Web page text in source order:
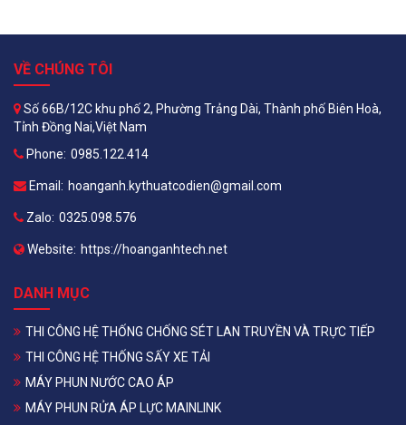
VỀ CHÚNG TÔI
Số 66B/12C khu phố 2, Phường Trảng Dài, Thành phố Biên Hoà,
Tỉnh Đồng Nai,Việt Nam
Phone: 0985.122.414
Email: hoanganh.kythuatcodien@gmail.com
Zalo: 0325.098.576
Website: https://hoanganhtech.net
DANH MỤC
THI CÔNG HỆ THỐNG CHỐNG SÉT LAN TRUYỀN VÀ TRỰC TIẾP
THI CÔNG HỆ THỐNG SẤY XE TẢI
MÁY PHUN NƯỚC CAO ÁP
MÁY PHUN RỬA ÁP LỰC MAINLINK